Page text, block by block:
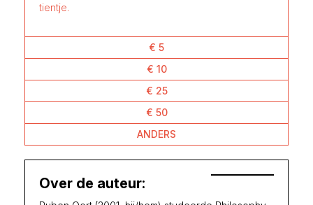
tientje.
€ 5
€ 10
€ 25
€ 50
ANDERS
Over de auteur: